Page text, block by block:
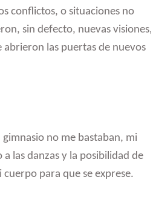
conflictos, o situaciones no
sin defecto, nuevas visiones,
abrieron las puertas de nuevos
no me bastaban, mi
las danzas y la posibilidad de
cuerpo para que se exprese.